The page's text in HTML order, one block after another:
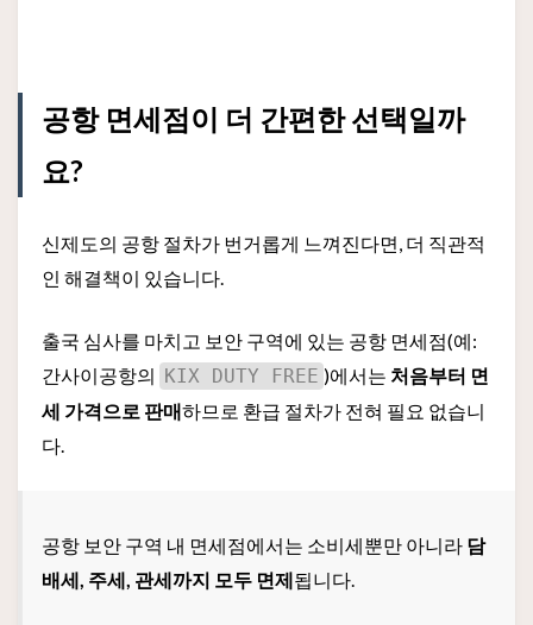
공항 면세점이 더 간편한 선택일까
요?
신제도의 공항 절차가 번거롭게 느껴진다면, 더 직관적
인 해결책이 있습니다.
출국 심사를 마치고 보안 구역에 있는 공항 면세점(예:
간사이공항의 KIX DUTY FREE )에서는 처음부터 면
세 가격으로 판매하므로 환급 절차가 전혀 필요 없습니
다.
공항 보안 구역 내 면세점에서는 소비세뿐만 아니라 담
배세, 주세, 관세까지 모두 면제됩니다.